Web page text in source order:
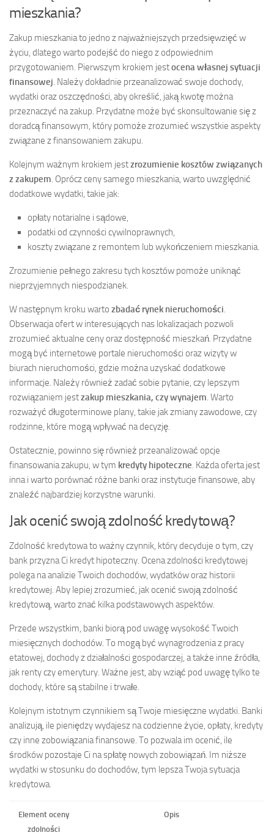
mieszkania?
Zakup mieszkania to jedno z najważniejszych przedsięwzięć w
życiu, dlatego warto podejść do niego z odpowiednim
przygotowaniem. Pierwszym krokiem jestocena własnej sytuacji
finansowej . Należy dokładnie przeanalizować swoje dochody,
wydatki oraz oszczędności, aby określić, jaką kwotę można
przeznaczyć na zakup. Przydatne może być skonsultowanie się z
doradcą finansowym, który pomoże zrozumieć wszystkie aspekty
związane z finansowaniem zakupu.
Kolejnym ważnym krokiem jestzrozumienie kosztów związanych
z zakupem . Oprócz ceny samego mieszkania, warto uwzględnić
dodatkowe wydatki, takie jak:
opłaty notarialne i sądowe,
podatki od czynności cywilnoprawnych,
koszty związane z remontem lub wykończeniem mieszkania.
Zrozumienie pełnego zakresu tych kosztów pomoże uniknąć
nieprzyjemnych niespodzianek.
W następnym kroku warto zbadać rynek nieruchomości
Obserwacja ofert w interesujących nas lokalizacjach pozwoli
zrozumieć aktualne ceny oraz dostępność mieszkań. Przydatne
mogą być internetowe portale nieruchomości oraz wizyty w
biurach nieruchomości, gdzie można uzyskać dodatkowe
informacje. Należy również zadać sobie pytanie, czy lepszym
rozwiązaniem jestzakup mieszkania, czy wynajem . Warto
rozważyć długoterminowe plany, takie jak zmiany zawodowe, czy
rodzinne, które mogą wpływać na decyzję.
Ostatecznie, powinno się również przeanalizować opcje
finansowania zakupu, w tym kredyty hipoteczne . Każda oferta jest
inna i warto porównać różne banki oraz instytucje finansowe, aby
znaleźć najbardziej korzystne warunki.
Jak ocenić swoją zdolność kredytową?
Zdolność kredytowa to ważny czynnik, który decyduje o tym, czy
bank przyzna Ci kredyt hipoteczny. Ocena zdolności kredytowej
polega na analizie Twoich dochodów, wydatków oraz historii
kredytowej. Aby lepiej zrozumieć, jak ocenić swoją zdolność
kredytową, warto znać kilka podstawowych aspektów.
Przede wszystkim, banki biorą pod uwagę wysokość Twoich
miesięcznych dochodów. To mogą być wynagrodzenia z pracy
etatowej, dochody z działalności gospodarczej, a także inne źródła,
jak renty czy emerytury. Ważne jest, aby wziąć pod uwagę tylko te
dochody, które są stabilne i trwałe.
Kolejnym istotnym czynnikiem są Twoje miesięczne wydatki. Banki
analizują, ile pieniędzy wydajesz na codzienne życie, opłaty, kredyty
czy inne zobowiązania finansowe. To pozwala im ocenić, ile
środków pozostaje Ci na spłatę nowych zobowiązań. Im niższe
wydatki w stosunku do dochodów, tym lepsza Twoja sytuacja
kredytowa.
Element oceny
zdolności
Opis